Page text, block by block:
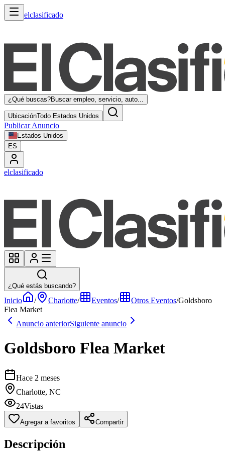
elclasificado
¿Qué buscas?Buscar empleo, servicio, auto...
UbicaciónTodo Estados Unidos
Publicar Anuncio
Estados Unidos
ES
elclasificado
¿Qué estás buscando?
Inicio / Charlotte/ Eventos/ Otros Eventos/Goldsboro
Flea Market
Anuncio anteriorSiguiente anuncio
Goldsboro Flea Market
Hace 2 meses
Charlotte, NC
24Vistas
Agregar a favoritos Compartir
Descripción